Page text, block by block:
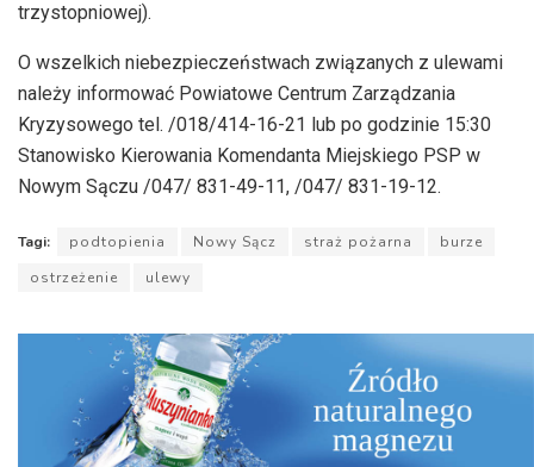
trzystopniowej).
O wszelkich niebezpieczeństwach związanych z ulewami
należy informować Powiatowe Centrum Zarządzania
Kryzysowego tel. /018/414-16-21 lub po godzinie 15:30
Stanowisko Kierowania Komendanta Miejskiego PSP w
Nowym Sączu /047/ 831-49-11, /047/ 831-19-12.
Tagi: podtopienia Nowy Sącz straż pożarna
burze
ostrzeżenie
ulewy